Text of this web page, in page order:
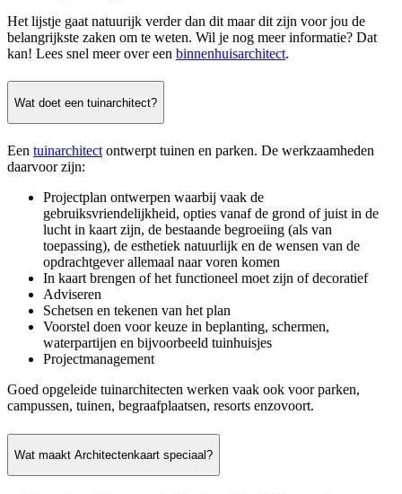
Het lijstje gaat natuurijk verder dan dit maar dit zijn voor jou de
belangrijkste zaken om te weten. Wil je nog meer informatie? Dat
kan! Lees snel meer over een binnenhuisarchitect.
Wat doet een tuinarchitect?
Een tuinarchitect ontwerpt tuinen en parken. De werkzaamheden
daarvoor zijn:
Projectplan ontwerpen waarbij vaak de
gebruiksvriendelijkheid, opties vanaf de grond of juist in de
lucht in kaart zijn, de bestaande begroeiing (als van
toepassing), de esthetiek natuurlijk en de wensen van de
opdrachtgever allemaal naar voren komen
In kaart brengen of het functioneel moet zijn of decoratief
Adviseren
Schetsen en tekenen van het plan
Voorstel doen voor keuze in beplanting, schermen,
waterpartijen en bijvoorbeeld tuinhuisjes
Projectmanagement
Goed opgeleide tuinarchitecten werken vaak ook voor parken,
campussen, tuinen, begraafplaatsen, resorts enzovoort.
Wat maakt Architectenkaart speciaal?